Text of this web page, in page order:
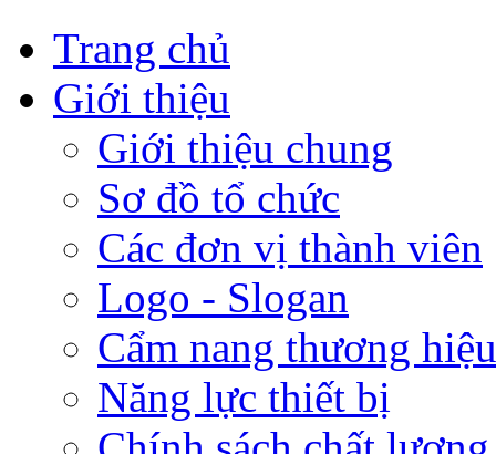
Trang chủ
Giới thiệu
Giới thiệu chung
Sơ đồ tổ chức
Các đơn vị thành viên
Logo - Slogan
Cẩm nang thương hiệu
Năng lực thiết bị